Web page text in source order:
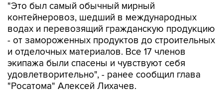
"Это был самый обычный мирный
контейнеровоз, шедший в международных
водах и перевозящий гражданскую продукцию
- от замороженных продуктов до строительных
и отделочных материалов. Все 17 членов
экипажа были спасены и чувствуют себя
удовлетворительно", - ранее сообщил глава
"Росатома" Алексей Лихачев.